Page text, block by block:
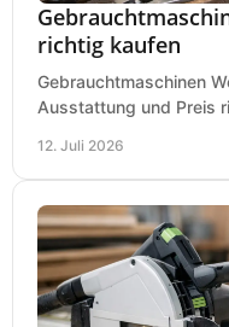
richtig kaufen
Gebrauchtmaschinen
Ausstattung und Preis
12. Juli 2026